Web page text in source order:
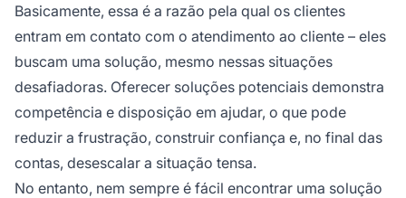
Basicamente, essa é a razão pela qual os clientes
entram em contato com o atendimento ao cliente – eles
buscam uma solução, mesmo nessas situações
desafiadoras. Oferecer soluções potenciais demonstra
competência e disposição em ajudar, o que pode
reduzir a frustração, construir confiança e, no final das
contas, desescalar a situação tensa.
No entanto, nem sempre é fácil encontrar uma solução